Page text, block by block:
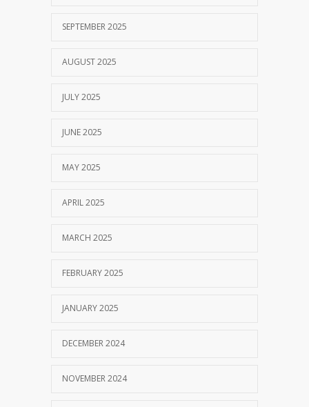
SEPTEMBER 2025
AUGUST 2025
JULY 2025
JUNE 2025
MAY 2025
APRIL 2025
MARCH 2025
FEBRUARY 2025
JANUARY 2025
DECEMBER 2024
NOVEMBER 2024